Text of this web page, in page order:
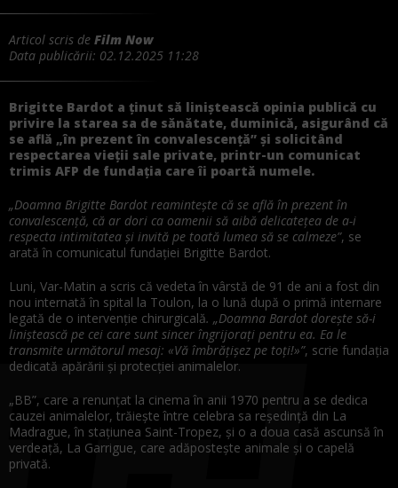
Articol scris de Film Now
Data publicării: 02.12.2025 11:28
Brigitte Bardot a ţinut să liniştească opinia publică cu
privire la starea sa de sănătate, duminică, asigurând că
se află „în prezent în convalescenţă” şi solicitând
respectarea vieţii sale private, printr-un comunicat
trimis AFP de fundaţia care îi poartă numele.
„Doamna Brigitte Bardot reaminteşte că se află în prezent în
convalescenţă, că ar dori ca oamenii să aibă delicateţea de a-i
respecta intimitatea şi invită pe toată lumea să se calmeze”, se
arată în comunicatul fundaţiei Brigitte Bardot.
Luni, Var-Matin a scris că vedeta în vârstă de 91 de ani a fost din
nou internată în spital la Toulon, la o lună după o primă internare
legată de o intervenţie chirurgicală. „Doamna Bardot doreşte să-i
liniştească pe cei care sunt sincer îngrijoraţi pentru ea. Ea le
transmite următorul mesaj: «Vă îmbrăţişez pe toţi!»”, scrie fundaţia
dedicată apărării şi protecţiei animalelor.
„BB”, care a renunţat la cinema în anii 1970 pentru a se dedica
cauzei animalelor, trăieşte între celebra sa reşedinţă din La
Madrague, în staţiunea Saint-Tropez, şi o a doua casă ascunsă în
verdeaţă, La Garrigue, care adăposteşte animale şi o capelă
privată.